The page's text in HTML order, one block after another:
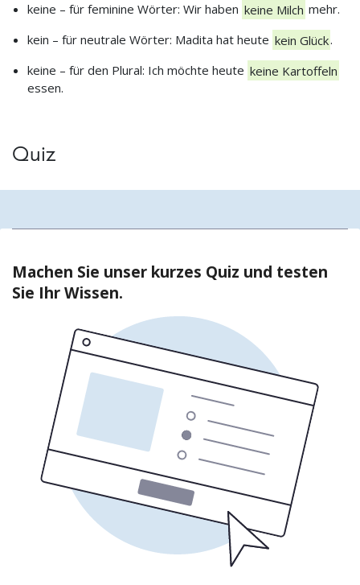
keine – für feminine Wörter: Wir haben keine Milch mehr.
kein – für neutrale Wörter: Madita hat heute kein Glück.
keine – für den Plural: Ich möchte heute keine Kartoffeln
essen.
Quiz